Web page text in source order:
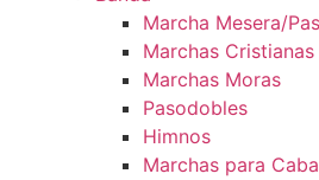
Marcha Mesera/
Marchas Cristianas
Marchas Moras
Pasodobles
Himnos
Marchas para